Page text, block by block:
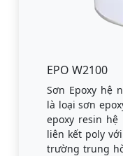
EPO W2100
Sơn Epoxy hệ
là loại sơn
epoxy resin
liên kết poly
trường trung